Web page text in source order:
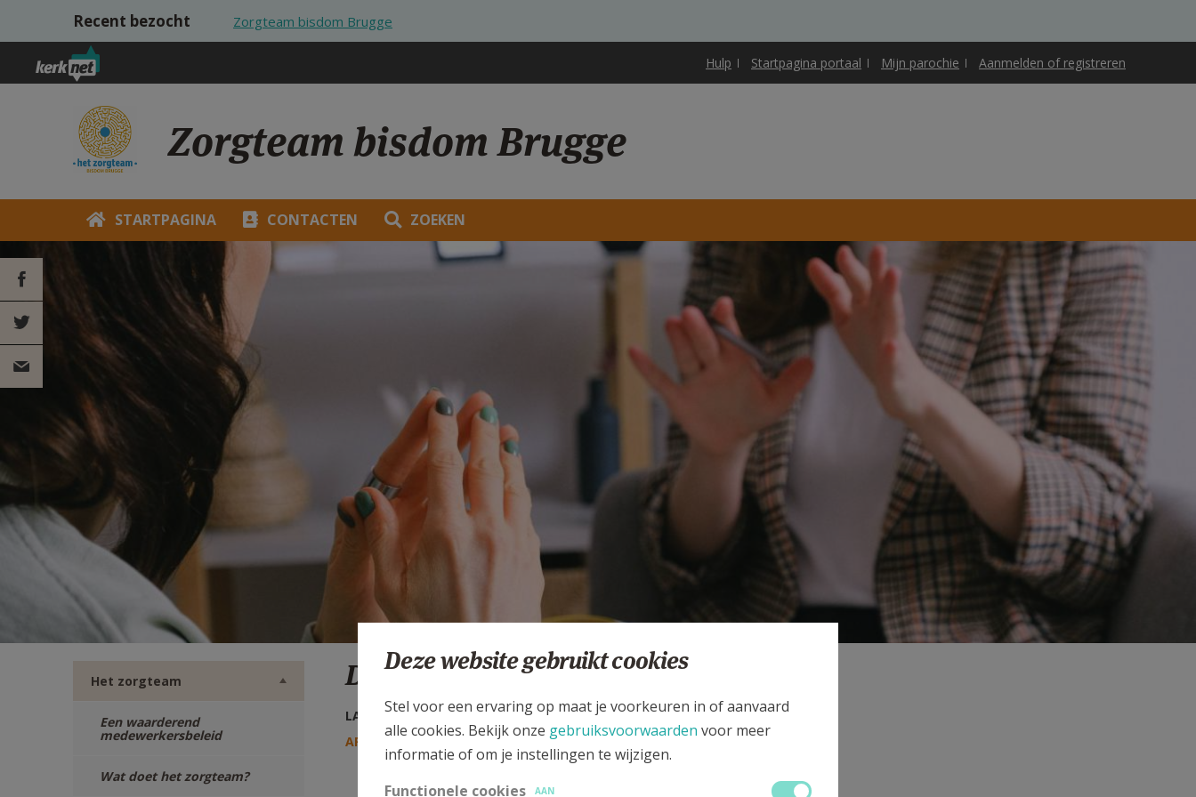
Overslaan en naar de inhoud gaan
Recent bezocht Zorgteam bisdom Brugge
Hulp Startpagina portaal Mijn parochie Aanmelden of registreren
Zorgteam bisdom Brugge
STARTPAGINA CONTACTEN ZOEKEN
DEEL OP
FACEBOOK
DEEL OP
MAIL
Het zorgteam
Een waarderend
medewerkersbeleid
Wat doet het zorgteam?
De zelfhulpgroep
LAATSTE AANPASSING OP MAANDAG 17 JANUARI 2022 - 15:07
AFDRUKKEN
Deze website gebruikt cookies
Stel voor een ervaring op maat je voorkeuren in of aanvaard
alle cookies. Bekijk onze gebruiksvoorwaarden voor meer
informatie of om je instellingen te wijzigen.
Functionele cookies
AAN